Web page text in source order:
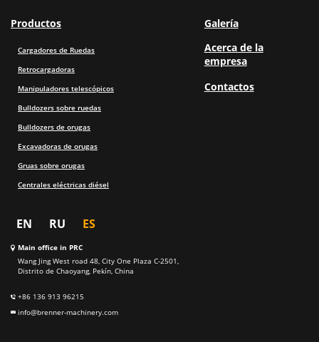
Productos
Cargadores de Ruedas
Retrocargadoras
Manipuladores telescópicos
Bulldozers sobre ruedas
Bulldozers de orugas
Excavadoras de orugas
Gruas sobre orugas
Centrales eléctricas diésel
Galería
Acerca de la
empresa
Contactos
EN RU ES
Main office in PRC
Wang Jing West road 48, City One Plaza C-2501,
Distrito de Chaoyang, Pekín, China
+86 136 913 96215
info@brenner-machinery.com